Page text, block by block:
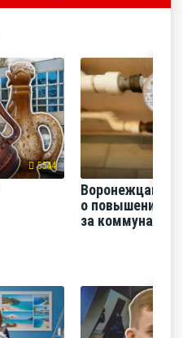
5544
Воронежцам
о повышении
за